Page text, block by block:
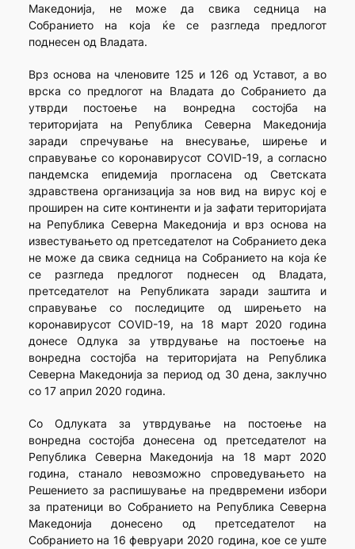
Македонија, не може да свика седница на
Собранието на која ќе се разгледа предлогот
поднесен од Владата.
Врз основа на членовите 125 и 126 од Уставот, а во
врска со предлогот на Владата до Собранието да
утврди постоење на вонредна состојба на
територијата на Република Северна Македонија
заради спречување на внесување, ширење и
справување со коронавирусот COVID-19, а согласно
пандемска епидемија прогласена од Светската
здравствена организација за нов вид на вирус кој е
проширен на сите континенти и ја зафати територијата
на Република Северна Македонија и врз основа на
известувањето од претседателот на Собранието дека
не може да свика седница на Собранието на која ќе
се разгледа предлогот поднесен од Владата,
претседателот на Републиката заради заштита и
справување со последиците од ширењето на
коронавирусот COVID-19, на 18 март 2020 година
донесе Одлука за утврдување на постоење на
вонредна состојба на територијата на Република
Северна Македонија за период од 30 дена, заклучно
со 17 април 2020 година.
Со Одлуката за утврдување на постоење на
вонредна состојба донесена од претседателот на
Република Северна Македонија на 18 март 2020
година, станало невозможно спроведувањето на
Решението за распишување на предвремени избори
за пратеници во Собранието на Република Северна
Македонија донесено од претседателот на
Собранието на 16 февруари 2020 година, кое се уште